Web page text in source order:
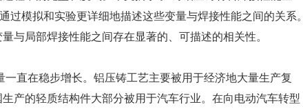
过模拟和实验更详细地描述这些变量与焊接性能之间的关系。
与局部焊接性能之间存在显著的、可描述的相关性。
直在稳步增长。铝压铸工艺主要被用于经济地大量生产复
产的轻质结构件大部分被用于汽车行业。在向电动汽车转型